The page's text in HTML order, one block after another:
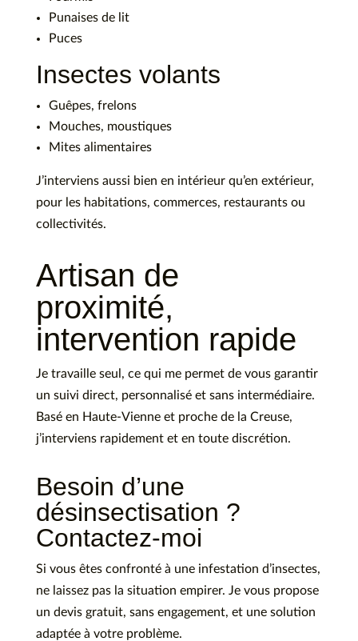
Punaises de lit
Puces
Insectes volants
Guêpes, frelons
Mouches, moustiques
Mites alimentaires
J’interviens aussi bien en intérieur qu’en extérieur,
pour les habitations, commerces, restaurants ou
collectivités.
Artisan de
proximité,
intervention rapide
Je travaille seul, ce qui me permet de vous garantir
un suivi direct, personnalisé et sans intermédiaire.
Basé en Haute-Vienne et proche de la Creuse,
j’interviens rapidement et en toute discrétion.
Besoin d’une
désinsectisation ?
Contactez-moi
Si vous êtes confronté à une infestation d’insectes,
ne laissez pas la situation empirer. Je vous propose
un devis gratuit, sans engagement, et une solution
adaptée à votre problème.